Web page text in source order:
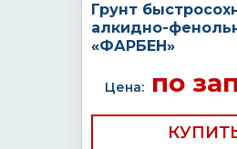
Грунт
алкидно-
«ФАРБЕН»
Цена:по